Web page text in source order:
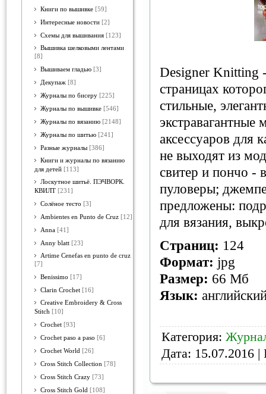
Книги по вышивке [59]
Интересные новости [2]
Схемы для вышивания [123]
Вышивка шелковыми лентами
[8]
Вышиваем гладью [3]
Декупаж [8]
Журналы по бисеру [225]
Журналы по вышивке [546]
Журналы по вязанию [2148]
Журналы по шитью [241]
Разные журналы [386]
Книги и журналы по вязанию
для детей [113]
Лоскутное шитьё. ПЭЧВОРК.
КВИЛТ [231]
Солёное тесто [3]
Ambientes en Punto de Cruz [12]
Anna [41]
Anny blatt [23]
Artime Cenefas en punto de cruz
[7]
Benissimo [17]
Clarin Crochet [16]
Creative Embroidery & Cross
Stitch [10]
Crochet [93]
Crochet paso a paso [6]
Crochet World [26]
Cross Stitch Collection [78]
Cross Stitch Crazy [73]
Cross Stitch Gold [108]
Designer Knitting
страницах
стильные,
экстравагантные
аксессуаров для
не выходят из
свитер и пончо -
пуловеры;
предложены:
для вязания,
Страниц: 124
Формат: jpg
Размер: 66 Мб
Язык:
Категория:
Дата: 15.07.2016 |